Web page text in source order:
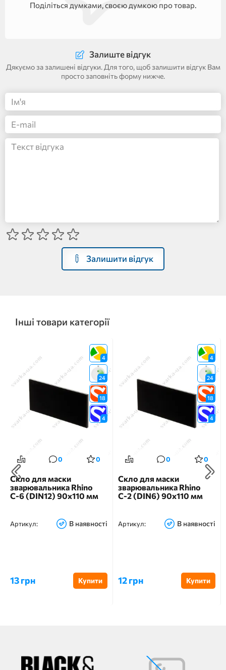
Поділіться думками, своєю думкою про товар.
Залиште відгук
Дякуємо за залишені відгуки. Для того, щоб залишити відгук Вам
просто заповніть форму нижче.
Залишити відгук
Інші товари категорії
4
24
18
4
0 0
Скло для маски
зварювальника Rhino
С-6 (DIN12) 90х110 мм
Артикул: В наявності
13 грн Купити
4
24
18
4
0 0
Скло для маски
зварювальника Rhino
С-2 (DIN6) 90х110 мм
Артикул: В наявності
12 грн Купити